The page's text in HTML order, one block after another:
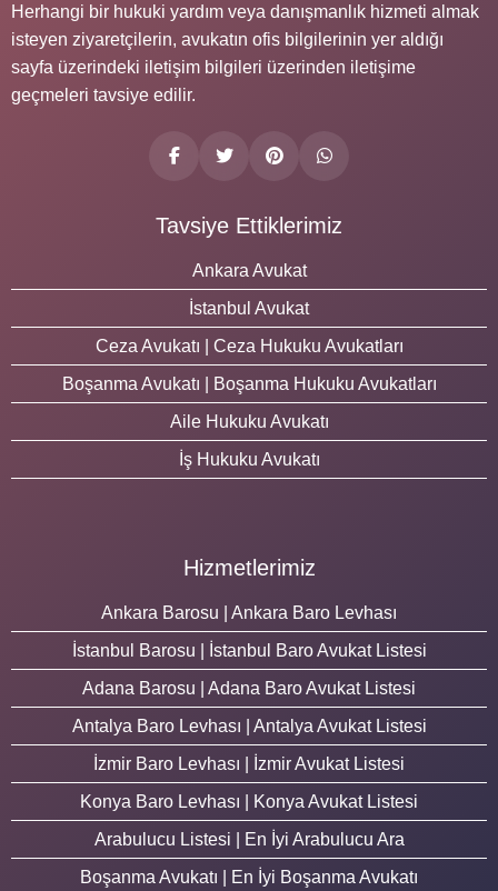
Herhangi bir hukuki yardım veya danışmanlık hizmeti almak
isteyen ziyaretçilerin, avukatın ofis bilgilerinin yer aldığı
sayfa üzerindeki iletişim bilgileri üzerinden iletişime
geçmeleri tavsiye edilir.
Tavsiye Ettiklerimiz
Ankara Avukat
İstanbul Avukat
Ceza Avukatı | Ceza Hukuku Avukatları
Boşanma Avukatı | Boşanma Hukuku Avukatları
Aile Hukuku Avukatı
İş Hukuku Avukatı
Hizmetlerimiz
Ankara Barosu | Ankara Baro Levhası
İstanbul Barosu | İstanbul Baro Avukat Listesi
Adana Barosu | Adana Baro Avukat Listesi
Antalya Baro Levhası | Antalya Avukat Listesi
İzmir Baro Levhası | İzmir Avukat Listesi
Konya Baro Levhası | Konya Avukat Listesi
Arabulucu Listesi | En İyi Arabulucu Ara
Boşanma Avukatı | En İyi Boşanma Avukatı